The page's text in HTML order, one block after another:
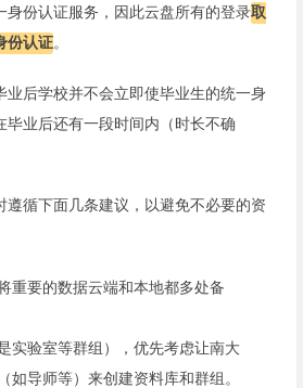
身份认证服务，因此云盘所有的登录取
份认证。
业后学校并不会立即使毕业生的统一身
毕业后还有一段时间内（时长不确
遵循下面几条建议，以避免不必要的资
重要的数据云端和本地都多处备
实验室等群组），优先考虑让南大
如导师等）来创建资料库和群组。